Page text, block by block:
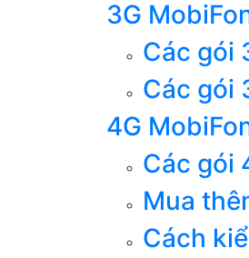
3G
Các gói
Các gói
4G
Các gói
Mua
Cách